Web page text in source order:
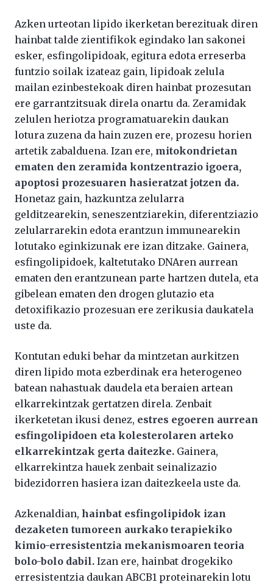
Azken urteotan lipido ikerketan berezituak diren
hainbat talde zientifikok egindako lan sakonei
esker, esfingolipidoak, egitura edota erreserba
funtzio soilak izateaz gain, lipidoak zelula
mailan ezinbestekoak diren hainbat prozesutan
ere garrantzitsuak direla onartu da. Zeramidak
zelulen heriotza programatuarekin daukan
lotura zuzena da hain zuzen ere, prozesu horien
artetik zabalduena. Izan ere, mitokondrietan
ematen den zeramida kontzentrazio igoera,
apoptosi prozesuaren hasieratzat jotzen da.
Honetaz gain, hazkuntza zelularra
gelditzearekin, seneszentziarekin, diferentziazio
zelularrarekin edota erantzun immunearekin
lotutako eginkizunak ere izan ditzake. Gainera,
esfingolipidoek, kaltetutako DNAren aurrean
ematen den erantzunean parte hartzen dutela, eta
gibelean ematen den drogen glutazio eta
detoxifikazio prozesuan ere zerikusia daukatela
uste da.
Kontutan eduki behar da mintzetan aurkitzen
diren lipido mota ezberdinak era heterogeneo
batean nahastuak daudela eta beraien artean
elkarrekintzak gertatzen direla. Zenbait
ikerketetan ikusi denez, estres egoeren aurrean
esfingolipidoen eta kolesterolaren arteko
elkarrekintzak gerta daitezke. Gainera,
elkarrekintza hauek zenbait seinalizazio
bidezidorren hasiera izan daitezkeela uste da.
Azkenaldian, hainbat esfingolipidok izan
dezaketen tumoreen aurkako terapiekiko
kimio-erresistentzia mekanismoaren teoria
bolo-bolo dabil. Izan ere, hainbat drogekiko
erresistentzia daukan ABCB1 proteinarekin lotu